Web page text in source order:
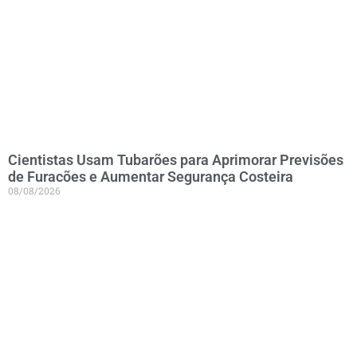
Cientistas Usam Tubarões para Aprimorar Previsões
de Furacões e Aumentar Segurança Costeira
08/08/2026